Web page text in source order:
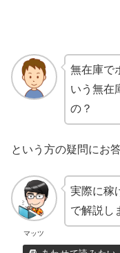
無在庫で
いう無在
の？
という方の疑問にお
マッツ
実際に稼
で解説し